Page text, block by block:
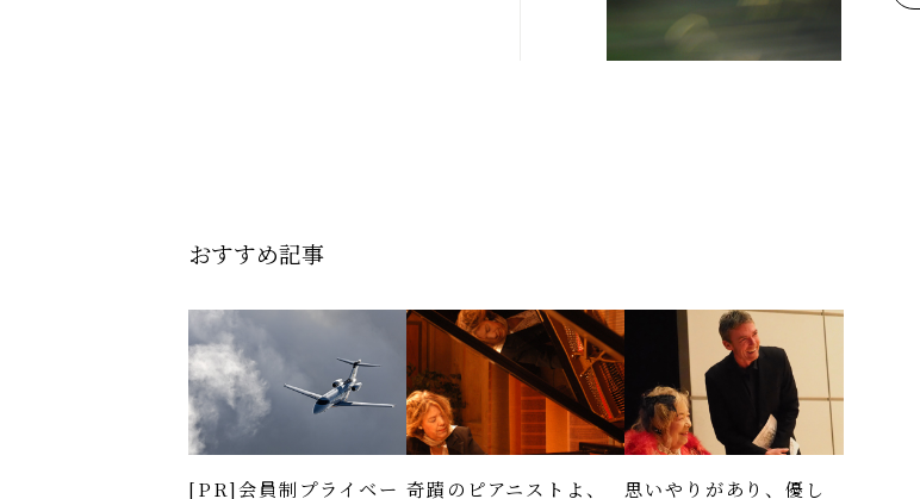
おすすめ記事
[PR]会員制プライベー 奇蹟のピアニストよ、 思いやりがあり、優し